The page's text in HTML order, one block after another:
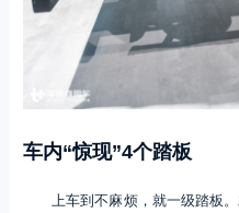
车内“惊现”4个踏板
上车到不麻烦，就一级踏板